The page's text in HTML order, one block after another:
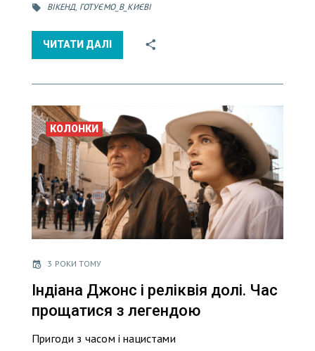
ВІКЕНД, ГОТУЄМО_В_КИЄВІ
ЧИТАТИ ДАЛІ
КОЛОНКИ
3 РОКИ ТОМУ
Індіана Джонс і реліквія долі. Час
прощатися з легендою
Пригоди з часом і нацистами